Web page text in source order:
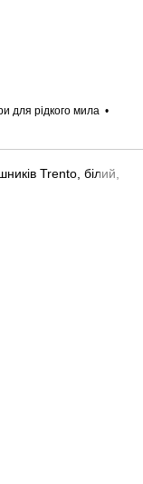
для рідкого мила